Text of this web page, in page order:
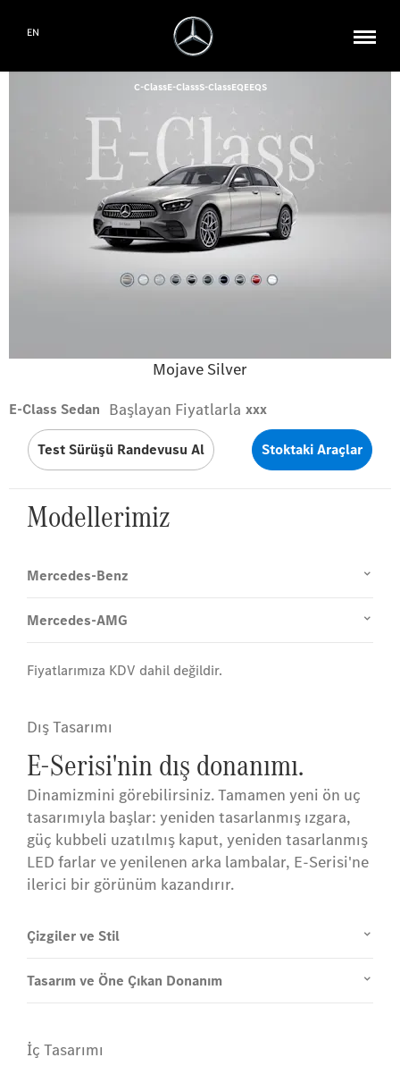
EN
Mojave Silver
C-ClassE-ClassS-ClassEQEEQS
E-Class Sedan Başlayan Fiyatlarla xxx
Test Sürüşü Randevusu Al Stoktaki Araçlar
Modellerimiz
Mercedes-Benz
Mercedes-AMG
Fiyatlarımıza KDV dahil değildir.
Dış Tasarımı
E-Serisi'nin dış donanımı.
Dinamizmini görebilirsiniz. Tamamen yeni ön uç
tasarımıyla başlar: yeniden tasarlanmış ızgara,
güç kubbeli uzatılmış kaput, yeniden tasarlanmış
LED farlar ve yenilenen arka lambalar, E-Serisi'ne
ilerici bir görünüm kazandırır.
Çizgiler ve Stil
Tasarım ve Öne Çıkan Donanım
İç Tasarımı